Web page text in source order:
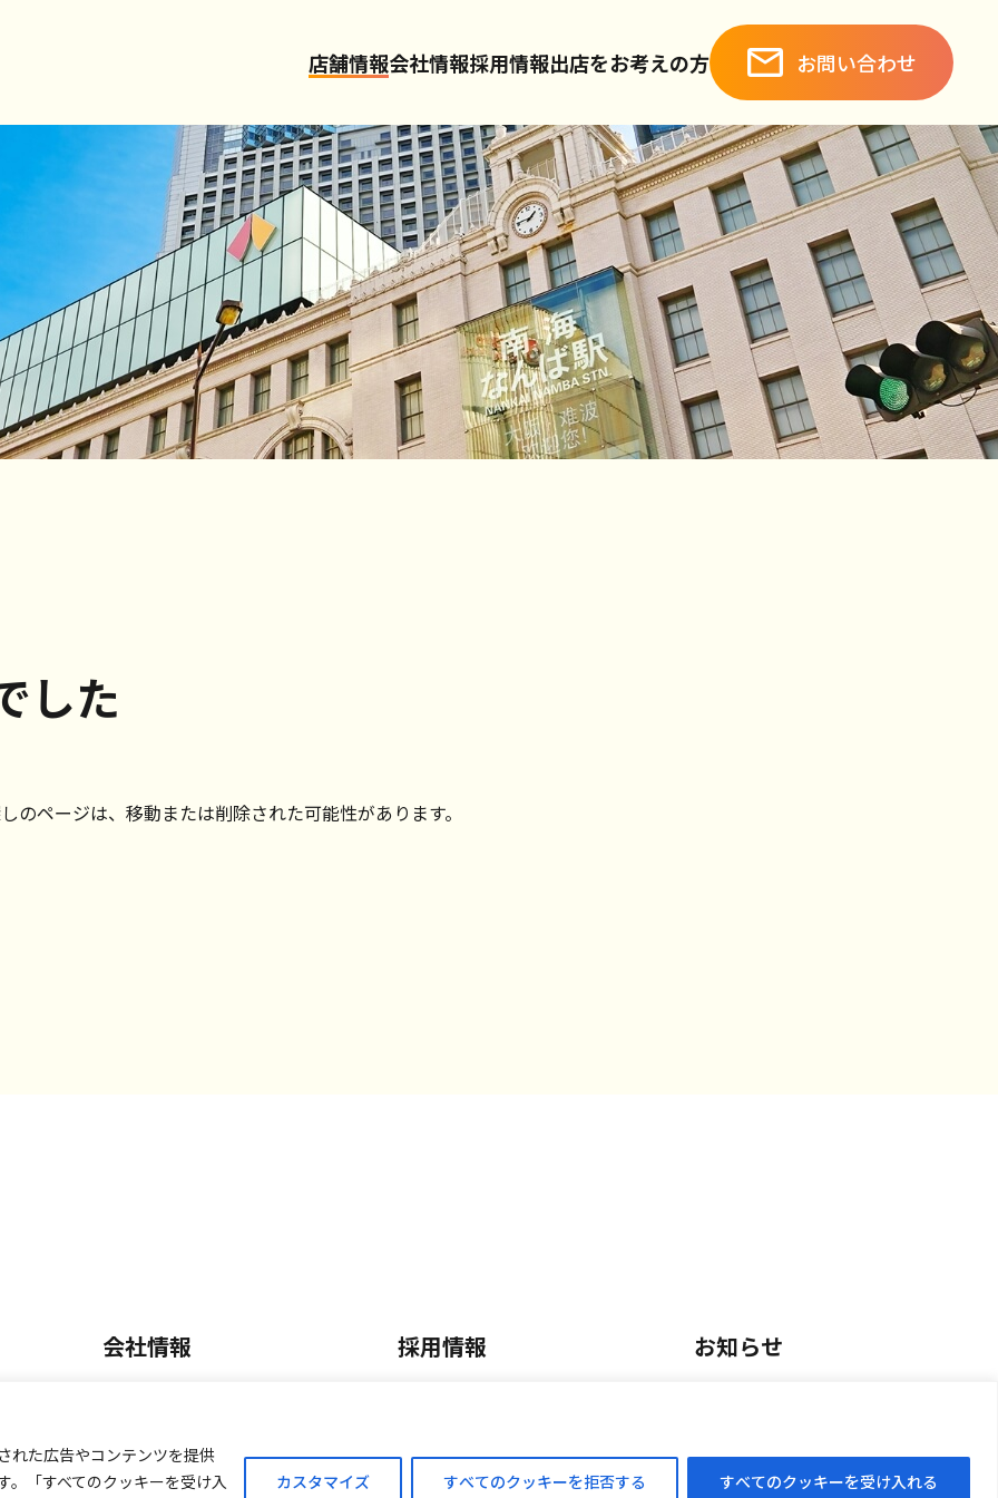
れた広告やコンテンツを提供
「すべてのクッキーを受け入
カスタマイズ すべてのクッキーを拒否する すべてのクッキーを受け入れる
店舗情報会社情報採用情報出店をお考えの方 お問い合わせ
した
のページは、移動または削除された可能性があります。
内
会社情報
事業内容
外商販売
採用情報 お知らせ